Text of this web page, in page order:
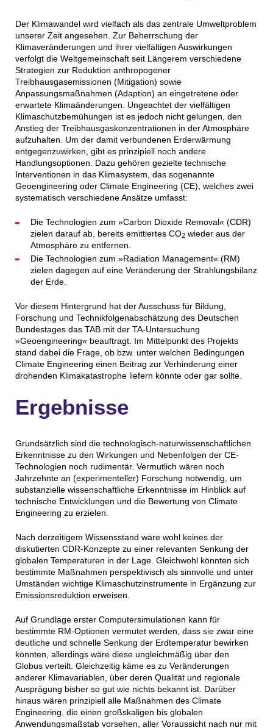
Der Klimawandel wird vielfach als das zentrale Umweltproblem
unserer Zeit angesehen. Zur Beherrschung der
Klimaveränderungen und ihrer vielfältigen Auswirkungen
verfolgt die Weltgemeinschaft seit Längerem verschiedene
Strategien zur Reduktion anthropogener
Treibhausgasemissionen (Mitigation) sowie
Anpassungsmaßnahmen (Adaption) an eingetretene oder
erwartete Klimaänderungen. Ungeachtet der vielfältigen
Klimaschutzbemühungen ist es jedoch nicht gelungen, den
Anstieg der Treibhausgaskonzentrationen in der Atmosphäre
aufzuhalten. Um der damit verbundenen Erderwärmung
entgegenzuwirken, gibt es prinzipiell noch andere
Handlungsoptionen. Dazu gehören gezielte technische
Interventionen in das Klimasystem, das sogenannte
Geoengineering oder Climate Engineering (CE), welches zwei
systematisch verschiedene Ansätze umfasst:
Die Technologien zum »Carbon Dioxide Removal« (CDR)
zielen darauf ab, bereits emittiertes CO2wieder aus der
Atmosphäre zu entfernen.
Die Technologien zum »Radiation Management« (RM)
zielen dagegen auf eine Veränderung der Strahlungsbilanz
der Erde.
Vor diesem Hintergrund hat der Ausschuss für Bildung,
Forschung und Technikfolgenabschätzung des Deutschen
Bundestages das TAB mit der TA-Untersuchung
»Geoengineering« beauftragt. Im Mittelpunkt des Projekts
stand dabei die Frage, ob bzw. unter welchen Bedingungen
Climate Engineering einen Beitrag zur Verhinderung einer
drohenden Klimakatastrophe liefern könnte oder gar sollte.
Ergebnisse
Grundsätzlich sind die technologisch-naturwissenschaftlichen
Erkenntnisse zu den Wirkungen und Nebenfolgen der CE-
Technologien noch rudimentär. Vermutlich wären noch
Jahrzehnte an (experimenteller) Forschung notwendig, um
substanzielle wissenschaftliche Erkenntnisse im Hinblick auf
technische Entwicklungen und die Bewertung von Climate
Engineering zu erzielen.
Nach derzeitigem Wissensstand wäre wohl keines der
diskutierten CDR-Konzepte zu einer relevanten Senkung der
globalen Temperaturen in der Lage. Gleichwohl könnten sich
bestimmte Maßnahmen perspektivisch als sinnvolle und unter
Umständen wichtige Klimaschutzinstrumente in Ergänzung zur
Emissionsreduktion erweisen.
Auf Grundlage erster Computersimulationen kann für
bestimmte RM-Optionen vermutet werden, dass sie zwar eine
deutliche und schnelle Senkung der Erdtemperatur bewirken
könnten, allerdings wäre diese ungleichmäßig über den
Globus verteilt. Gleichzeitig käme es zu Veränderungen
anderer Klimavariablen, über deren Qualität und regionale
Ausprägung bisher so gut wie nichts bekannt ist. Darüber
hinaus wären prinzipiell alle Maßnahmen des Climate
Engineering, die einen großskaligen bis globalen
Anwendungsmaßstab vorsehen, aller Voraussicht nach nur mit